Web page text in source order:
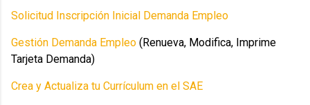
Solicitud Inscripción Inicial Demanda Empleo
Gestión Demanda Empleo (Renueva, Modifica, Imprime
Tarjeta Demanda)
Crea y Actualiza tu Currículum en el SAE